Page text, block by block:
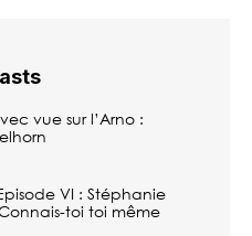
vue sur l’Arno :
VI : Stéphanie
toi toi même